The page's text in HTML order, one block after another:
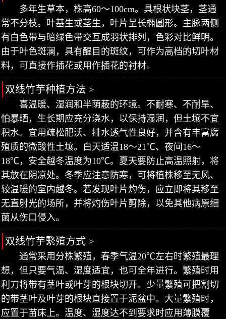
多年生草本，株高60～100cm。具根状块茎，茎通
常不分枝。叶基生或茎生，叶片呈长椭圆形。主脉两侧
有白色带与暗绿色带交互成羽状排列，色彩对比鲜明。
由于叶色斑澜，具有醒目的斑纹，可作为高档的切叶材
料，可直接作插花或用作插花的衬材。
双线竹芋种植方法 >
喜温暖、湿润和半荫蔽的环境。不耐寒、不耐旱、
怕暴晒，生长期应充分浇水，以保持湿润，但土壤不宜
积水。宜用疏松肥沃、排水透气性良好，并含有丰富腐
殖质的微酸性土壤。白天适温18～21℃、夜间16～
18℃，安全越冬温度为10℃。夏天要防止高温照射，将
其放在阴凉处。冬季应注意防寒，可将植株移至无风、
较温暖的室内越冬。若发现叶片灼伤，应立即将其移至
无直射光的场所，并将灼伤叶片剪除，以免其他病原细
菌从伤口侵入。
双线竹芋繁殖方式 >
通常采用分株繁殖，春季气温20℃左右时繁殖最理
想，但只要气温、湿度适宜，也可全年进行。繁殖时用
利刀将带有茎叶或叶芽的根块切开。少量繁殖可把割切
的带茎叶及叶芽的根块直接置于泥盆中。大量繁殖时，
应置于苗床上。温度、湿度达不到要求时应用薄膜覆